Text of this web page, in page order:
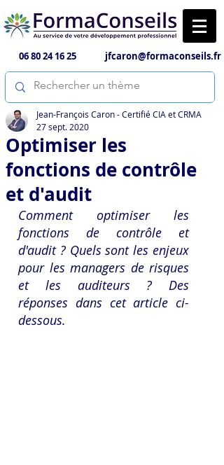
06 80 24 16 25 jfcaron@formaconseils.fr
Optimiser les
fonctions de contrôle
et d'audit
Jean-François Caron - Certifié CIA et CRMA
27 sept. 2020
Comment optimiser les
fonctions de contrôle et
d'audit ? Quels sont les enjeux
pour les managers de risques
et les auditeurs ? Des
réponses dans cet article ci-
dessous.